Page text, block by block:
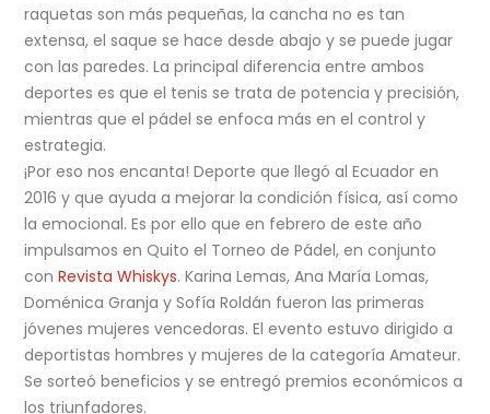
raquetas son más pequeñas, la cancha no es tan
extensa, el saque se hace desde abajo y se puede jugar
con las paredes. La principal diferencia entre ambos
deportes es que el tenis se trata de potencia y precisión,
mientras que el pádel se enfoca más en el control y
estrategia.
¡Por eso nos encanta! Deporte que llegó al Ecuador en
2016 y que ayuda a mejorar la condición física, así como
la emocional. Es por ello que en febrero de este año
impulsamos en Quito el Torneo de Pádel, en conjunto
conRevista Whiskys. Karina Lemas, Ana María Lomas,
Doménica Granja y Sofía Roldán fueron las primeras
jóvenes mujeres vencedoras. El evento estuvo dirigido a
deportistas hombres y mujeres de la categoría Amateur.
Se sorteó beneficios y se entregó premios económicos a
los triunfadores.